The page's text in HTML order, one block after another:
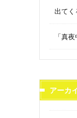
出て
「真
アーカ